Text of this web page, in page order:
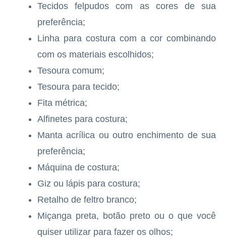
Tecidos felpudos com as cores de sua
preferência;
Linha para costura com a cor combinando
com os materiais escolhidos;
Tesoura comum;
Tesoura para tecido;
Fita métrica;
Alfinetes para costura;
Manta acrílica ou outro enchimento de sua
preferência;
Máquina de costura;
Giz ou lápis para costura;
Retalho de feltro branco;
Miçanga preta, botão preto ou o que você
quiser utilizar para fazer os olhos;